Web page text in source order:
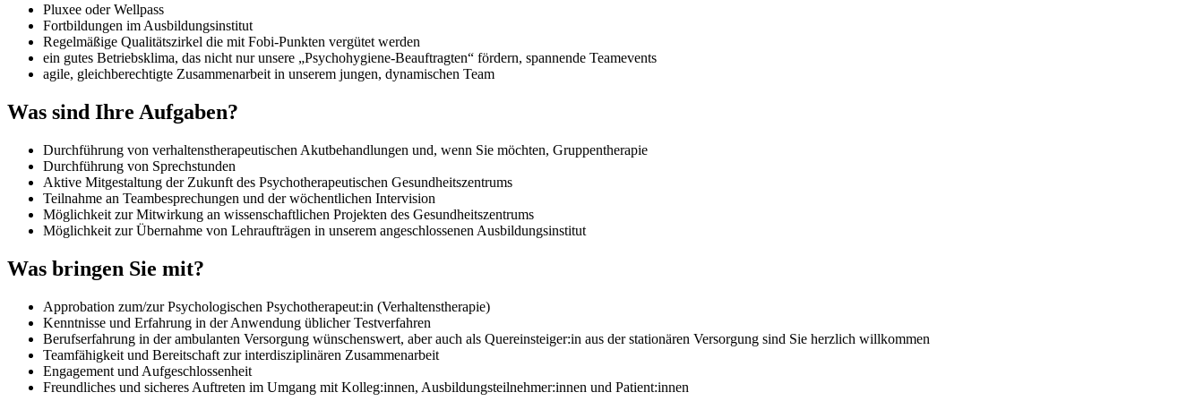
Pluxee oder Wellpass
Fortbildungen im Ausbildungsinstitut
Regelmäßige Qualitätszirkel die mit Fobi-Punkten vergütet werden
ein gutes Betriebsklima, das nicht nur unsere „Psychohygiene-Beauftragten“ fördern, spannende Teamevents
agile, gleichberechtigte Zusammenarbeit in unserem jungen, dynamischen Team
Was sind Ihre Aufgaben?
Durchführung von verhaltenstherapeutischen Akutbehandlungen und, wenn Sie möchten, Gruppentherapie
Durchführung von Sprechstunden
Aktive Mitgestaltung der Zukunft des Psychotherapeutischen Gesundheitszentrums
Teilnahme an Teambesprechungen und der wöchentlichen Intervision
Möglichkeit zur Mitwirkung an wissenschaftlichen Projekten des Gesundheitszentrums
Möglichkeit zur Übernahme von Lehraufträgen in unserem angeschlossenen Ausbildungsinstitut
Was bringen Sie mit?
Approbation zum/zur Psychologischen Psychotherapeut:in (Verhaltenstherapie)
Kenntnisse und Erfahrung in der Anwendung üblicher Testverfahren
Berufserfahrung in der ambulanten Versorgung wünschenswert, aber auch als Quereinsteiger:in aus der stationären Versorgung sind Sie herzlich willkommen
Teamfähigkeit und Bereitschaft zur interdisziplinären Zusammenarbeit
Engagement und Aufgeschlossenheit
Freundliches und sicheres Auftreten im Umgang mit Kolleg:innen, Ausbildungsteilnehmer:innen und Patient:innen